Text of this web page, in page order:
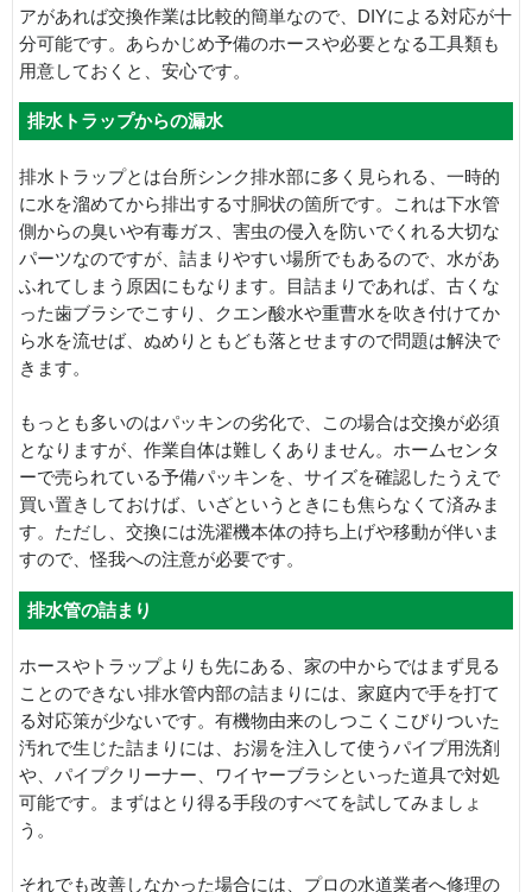
アがあれば交換作業は比較的簡単なので、DIYによる対応が十
分可能です。あらかじめ予備のホースや必要となる工具類も
用意しておくと、安心です。
排水トラップからの漏水
排水トラップとは台所シンク排水部に多く見られる、一時的
に水を溜めてから排出する寸胴状の箇所です。これは下水管
側からの臭いや有毒ガス、害虫の侵入を防いでくれる大切な
パーツなのですが、詰まりやすい場所でもあるので、水があ
ふれてしまう原因にもなります。目詰まりであれば、古くな
った歯ブラシでこすり、クエン酸水や重曹水を吹き付けてか
ら水を流せば、ぬめりともども落とせますので問題は解決で
きます。
もっとも多いのはパッキンの劣化で、この場合は交換が必須
となりますが、作業自体は難しくありません。ホームセンタ
ーで売られている予備パッキンを、サイズを確認したうえで
買い置きしておけば、いざというときにも焦らなくて済みま
す。ただし、交換には洗濯機本体の持ち上げや移動が伴いま
すので、怪我への注意が必要です。
排水管の詰まり
ホースやトラップよりも先にある、家の中からではまず見る
ことのできない排水管内部の詰まりには、家庭内で手を打て
る対応策が少ないです。有機物由来のしつこくこびりついた
汚れで生じた詰まりには、お湯を注入して使うパイプ用洗剤
や、パイプクリーナー、ワイヤーブラシといった道具で対処
可能です。まずはとり得る手段のすべてを試してみましょ
う。
それでも改善しなかった場合には、プロの水道業者へ修理の